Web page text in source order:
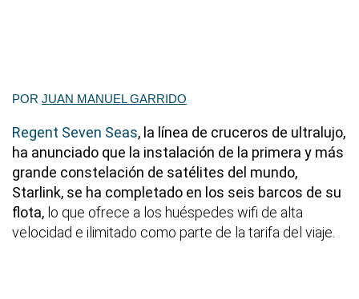
POR JUAN MANUEL GARRIDO
Regent Seven Seas, la línea de cruceros de ultralujo,
ha anunciado que la instalación de la primera y más
grande constelación de satélites del mundo,
Starlink, se ha completado en los seis barcos de su
flota, lo que ofrece a los huéspedes wifi de alta
velocidad e ilimitado como parte de la tarifa del viaje.